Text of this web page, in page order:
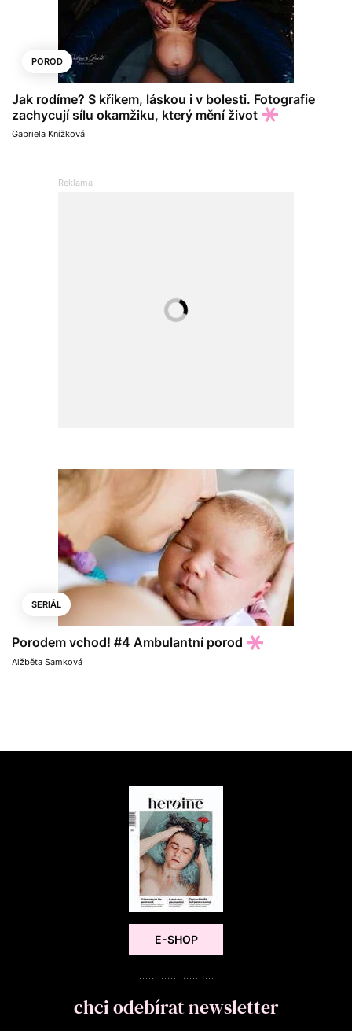
POROD
Jak rodíme? S křikem, láskou i v bolesti. Fotografie
zachycují sílu okamžiku, který mění život
Gabriela Knížková
SERIÁL
Porodem vchod! #4 Ambulantní porod
Alžběta Samková
E-SHOP
chci odebírat newsletter